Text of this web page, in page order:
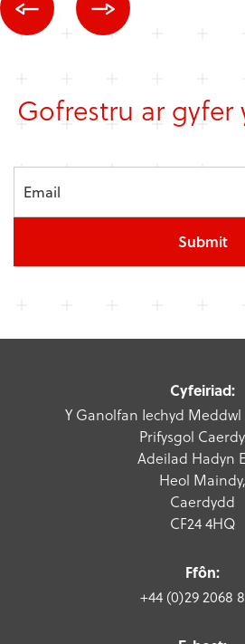
Gofrestru ar gyfer
Submit
Cyfeiriad:
Y Ganolfan Iechyd
Prifysgol
Adeilad Hadyn
Heol Maindy,
Caerdydd
CF24 4HQ
Ffôn:
+44 (0)29 2068